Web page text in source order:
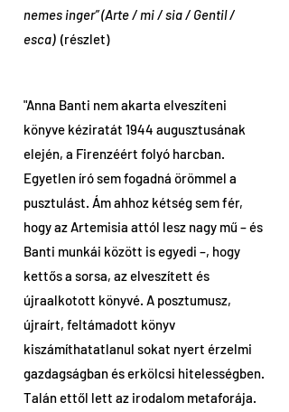
nemes inger” (Arte / mi / sia / Gentil /
esca) (részlet)
"Anna Banti nem akarta elveszíteni
könyve kéziratát 1944 augusztusának
elején, a Firenzéért folyó harcban.
Egyetlen író sem fogadná örömmel a
pusztulást. Ám ahhoz kétség sem fér,
hogy az Artemisia attól lesz nagy mű – és
Banti munkái között is egyedi –, hogy
kettős a sorsa, az elveszített és
újraalkotott könyvé. A posztumusz,
újraírt, feltámadott könyv
kiszámíthatatlanul sokat nyert érzelmi
gazdagságban és erkölcsi hitelességben.
Talán ettől lett az irodalom metaforája.